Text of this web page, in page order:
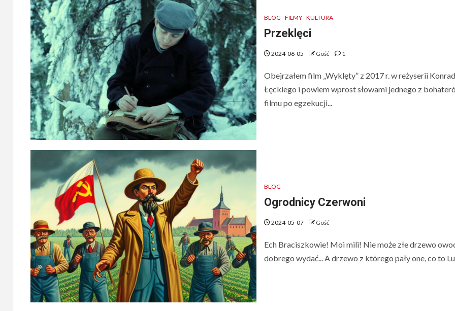
BLOG FILMY KULTURA
Przeklęci
2024-06-05 Gość 1
Obejrzałem film „Wyklęty” z 2017 r. w reżyserii
Łęckiego i powiem wprost słowami jednego z
filmu po egzekucji...
BLOG
Ogrodnicy Czerwoni
2024-05-07 Gość
Ech Braciszkowie! Moi mili! Nie może złe drzewo
dobrego wydać... A drzewo z którego pały one, co to